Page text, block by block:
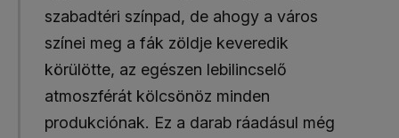
szabadtéri színpad, de ahogy a város
színei meg a fák zöldje keveredik
körülötte, az egészen lebilincselő
atmoszférát kölcsönöz minden
produkciónak. Ez a darab ráadásul még